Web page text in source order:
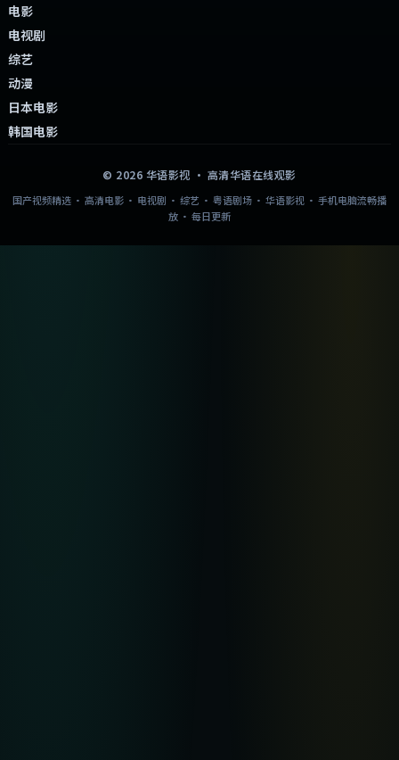
电影
电视剧
综艺
动漫
日本电影
韩国电影
© 2026 华语影视 · 高清华语在线观影
国产视频精选 · 高清电影 · 电视剧 · 综艺 · 粤语剧场 · 华语影视 · 手机电脑流畅播
放 · 每日更新